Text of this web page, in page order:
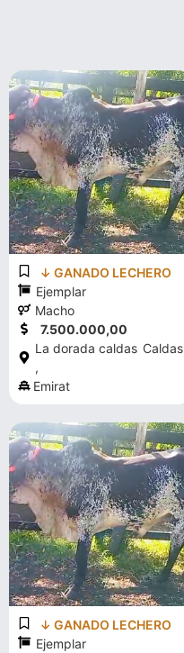
↓ GANADO LECHERO
Ejemplar
Macho
7.500.000,00
La dorada caldas
,
Caldas
Emirat
↓ GANADO LECHERO
Ejemplar